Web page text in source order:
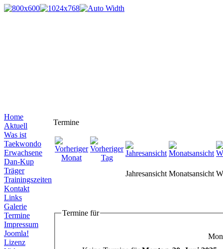
Home
Aktuell
Was ist
Taekwondo
Erwachsene
Dan-Kup
Träger
Trainingszeiten
Kontakt
Links
Galerie
Termine
Impressum
Joomla!
Lizenz
Termine
Jahresansicht Monatsansicht
Termine für